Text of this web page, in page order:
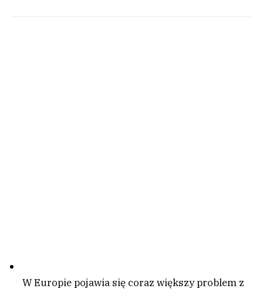
W Europie pojawia się coraz większy problem z